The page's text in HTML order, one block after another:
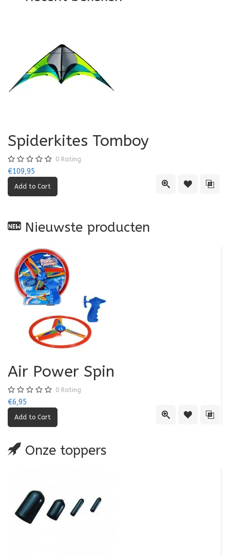
Quick ViewAdd to Add
Spiderkites Tomboy
0 Rating
€109,95
Nieuwste producten
Quick ViewAdd to Add
Air Power Spin
0 Rating
€6,95
Onze toppers